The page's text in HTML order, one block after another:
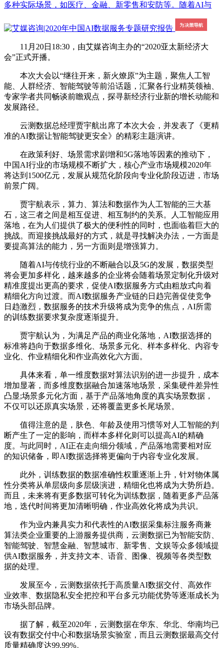
多种实际场景，如医疗、金融、新零售和安防等。随着AI与
11月20日18:30，由艾媒咨询主办的“2020亚太新经济大
会”正式开播。
本次大会以“继往开来，新火燎原”为主题，聚焦人工智
能、人群经济、智能驾驶等前沿话题，汇聚各行业精英领袖、
专家学者共同畅谈前瞻观点，探寻新经济行业新的增长动能和
发展路径。
云测数据总经理贾宇航出席了本次大会，并发表了《更精
准的AI数据让智能驾驶更安全》的精彩主题演讲。
在政策利好、场景需求剧增和5G落地等因素的推动下，
中国AI行业的市场规模不断扩大，核心产业市场规模2020年
将达到1500亿元，发展从规范化阶段向专业化阶段迈进，市场
前景广阔。
贾宇航表示，算力、算法和数据作为人工智能的三大基
石，这三者之间是相互促进、相互制约的关系。人工智能应用
落地，在为人们提供了极大的便利性的同时，也面临着巨大的
挑战。而迎接挑战最好的方式，就是寻找解决办法，一方面是
要提高算法的能力，另一方面则是增强算力。
随着AI与传统行业的不断融合以及5G的发展，数据类型
将会更加多样化，越来越多的企业将会随着场景定制化升级对
精准度提出更高的要求，促使AI数据服务方式由粗放式向着
精细化方向过渡。而AI数据服务产业链的日趋完善促使竞争
日趋激烈，数据服务的技术升级将成为竞争的焦点，AI所需
的训练数据要求复杂度逐渐提升。
贾宇航认为，为满足产品的商业化落地，AI数据选择的
标准将趋向于数据多维化、场景多元化、样本多样化、内容专
业化、作业精细化和作业高效化六方面。
具体来看，单一维度数据对算法识别的进一步提升，成本
增加显著，而多维度数据融合加速落地场景，采集硬件差异性
凸显;场景多元化方面，基于产品落地角度的真实场景数据，
不仅可以还原真实场景，还将覆盖更多长尾场景。
值得注意的是，肤色、年龄及使用习惯等对人工智能的判
断产生了一定的影响，而样本多样化则可以提高AI的精确
度。与此同时，AI正在走向细分领域，产品落地需要相对应
的知识储备，即AI数据选择将更偏向于内容专业化发展。
此外，训练数据的数据准确性权重逐渐上升，针对物体属
性分类将从单层级向多层级演进，精细化也将成为大势所趋。
而且，未来将有更多数据可转化为训练数据，随着更多产品落
地，迭代时间将更加清晰明确，作业高效化将成为共识。
作为业内兼具实力和代表性的AI数据采集标注服务商兼
算法类企业重要的上游服务提供商，云测数据已为智能安防、
智能驾驶、智慧金融、智慧城市、新零售、文娱等众多领域提
供AI数据服务，并支持文本、语音、图像、视频等各类型数
据的处理。
发展至今，云测数据依托于高质量AI数据交付、高效作
业效率、数据隐私安全把控和平台多元功能优势等逐渐成长为
市场头部品牌。
据了解，截至2020年，云测数据在华东、华北、华南均已
设有数据交付中心和数据场景实验室，而且云测数据最高交付
质量精确度达99.99%。